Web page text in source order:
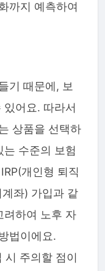
까지 예측하여
기 때문에, 보
어요. 따라서
상품을 선택하
수준의 보험
개인형 퇴직
좌) 가입과 같
려하여 노후 자
법이에요.
시 주의할 점이